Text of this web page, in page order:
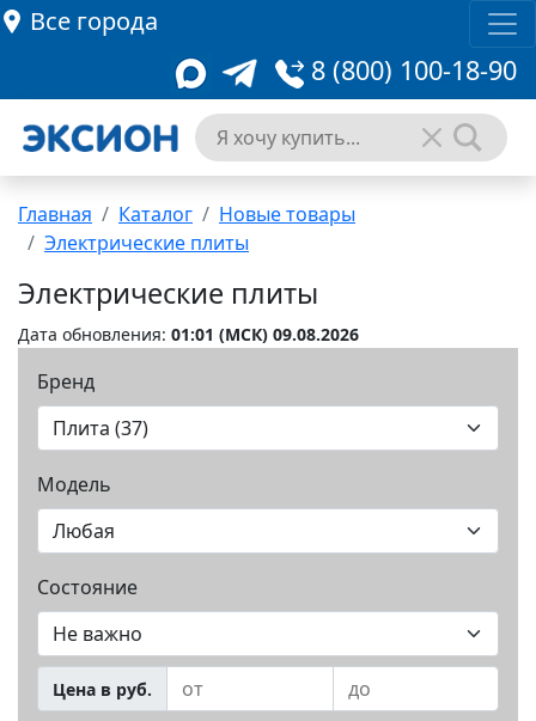
Все города
8 (800) 100-18-90
Главная Каталог
Новые товары
Электрические плиты
Электрические плиты
Дата обновления: 01:01 (MCК) 09.08.2026
Бренд
Модель
Состояние
Цена в руб.